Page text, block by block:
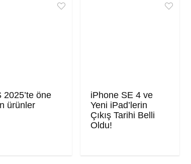
2025’te öne
ürünler
iPhone SE 4 ve
Yeni iPad’lerin
Çıkış Tarihi Belli
Oldu!